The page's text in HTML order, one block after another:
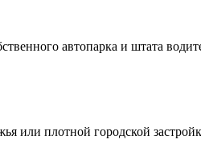
автопарка и штата
или плотной городской